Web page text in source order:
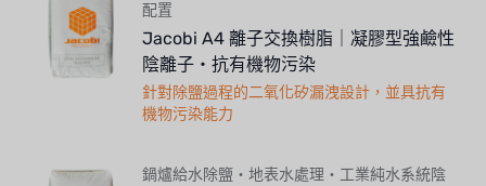
配置
Jacobi A4 離子交換樹脂｜凝膠型強鹼性
陰離子・抗有機物污染
針對除鹽過程的二氧化矽漏洩設計，並具抗有
機物污染能力
鍋爐給水除鹽・地表水處理・工業純水系統陰